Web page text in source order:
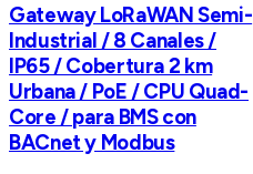
Gateway LoRaWAN Semi-
Industrial / 8 Canales /
IP65 / Cobertura 2 km
Urbana / PoE / CPU Quad-
Core / para BMS con
BACnet y Modbus